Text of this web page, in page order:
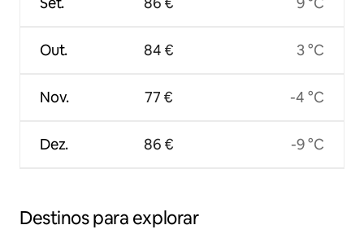
Out.
Nov.
Dez.
84 €
77 €
86 €
3 °C
-4 °C
-9 °C
Destinos para explorar